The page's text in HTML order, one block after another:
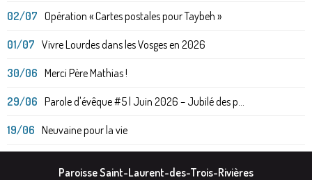
02/07 Opération « Cartes postales pour Taybeh »
01/07 Vivre Lourdes dans les Vosges en 2026
30/06 Merci Père Mathias !
29/06 Parole d'évêque #5 | Juin 2026 – Jubilé des p...
19/06 Neuvaine pour la vie
Paroisse Saint-Laurent-des-Trois-Rivières